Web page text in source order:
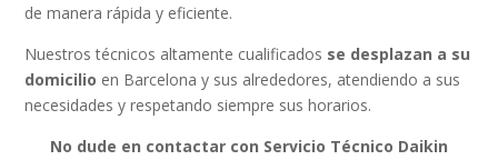
de manera rápida y eficiente.
Nuestros técnicos altamente cualificados se desplazan a su
domicilio en Barcelona y sus alrededores, atendiendo a sus
necesidades y respetando siempre sus horarios.
No dude en contactar con Servicio Técnico Daikin